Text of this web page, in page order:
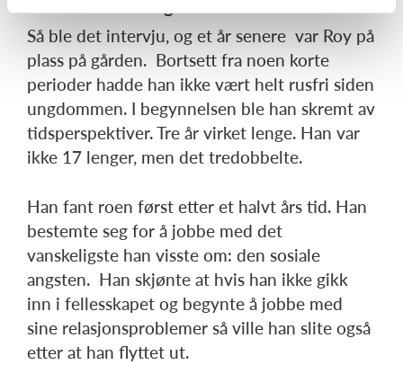
Han bestemte seg
Så ble det intervju, og et år senere var Roy på
plass på gården. Bortsett fra noen korte
perioder hadde han ikke vært helt rusfri siden
ungdommen. I begynnelsen ble han skremt av
tidsperspektiver. Tre år virket lenge. Han var
ikke 17 lenger, men det tredobbelte.
Han fant roen først etter et halvt års tid. Han
bestemte seg for å jobbe med det
vanskeligste han visste om: den sosiale
angsten. Han skjønte at hvis han ikke gikk
inn i fellesskapet og begynte å jobbe med
sine relasjonsproblemer så ville han slite også
etter at han flyttet ut.